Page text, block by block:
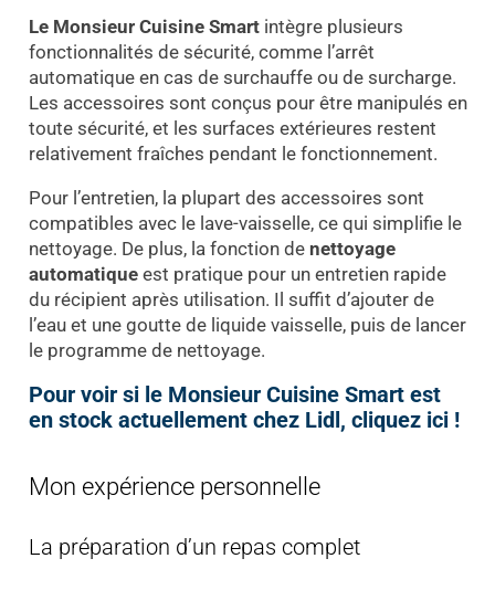
Le Monsieur Cuisine Smartintègre plusieurs
fonctionnalités de sécurité, comme l’arrêt
automatique en cas de surchauffe ou de surcharge.
Les accessoires sont conçus pour être manipulés en
toute sécurité, et les surfaces extérieures restent
relativement fraîches pendant le fonctionnement.
Pour l’entretien, la plupart des accessoires sont
compatibles avec le lave-vaisselle, ce qui simplifie le
nettoyage. De plus, la fonction de nettoyage
automatiqueest pratique pour un entretien rapide
du récipient après utilisation. Il suffit d’ajouter de
l’eau et une goutte de liquide vaisselle, puis de lancer
le programme de nettoyage.
Pour voir si le Monsieur Cuisine Smart est
en stock actuellement chez Lidl, cliquez ici !
Mon expérience personnelle
La préparation d’un repas complet